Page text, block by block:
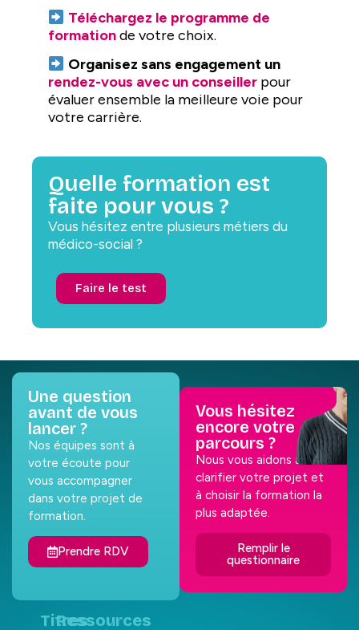
Téléchargez le programme de
formationde votre choix.
Organisez sans engagement un
rendez-vous avec un conseiller pour
évaluer ensemble la meilleure voie pour
votre carrière.
Quelle formation est
faite pour vous ?
Vous hésitez entre plusieurs métiers du
médico-social ?
Faire le test
Une question
avant de vous
lancer ?
Nos équipes sont à
votre écoute pour
vous accompagner
dans votre projet de
formation.
Prendre RDV
Vous hésitez
encore votre
parcours ?
Nous vous aidons à
clarifier votre projet et
à choisir la formation la
plus adaptée.
Remplir le
questionnaire
Titres
Ressources